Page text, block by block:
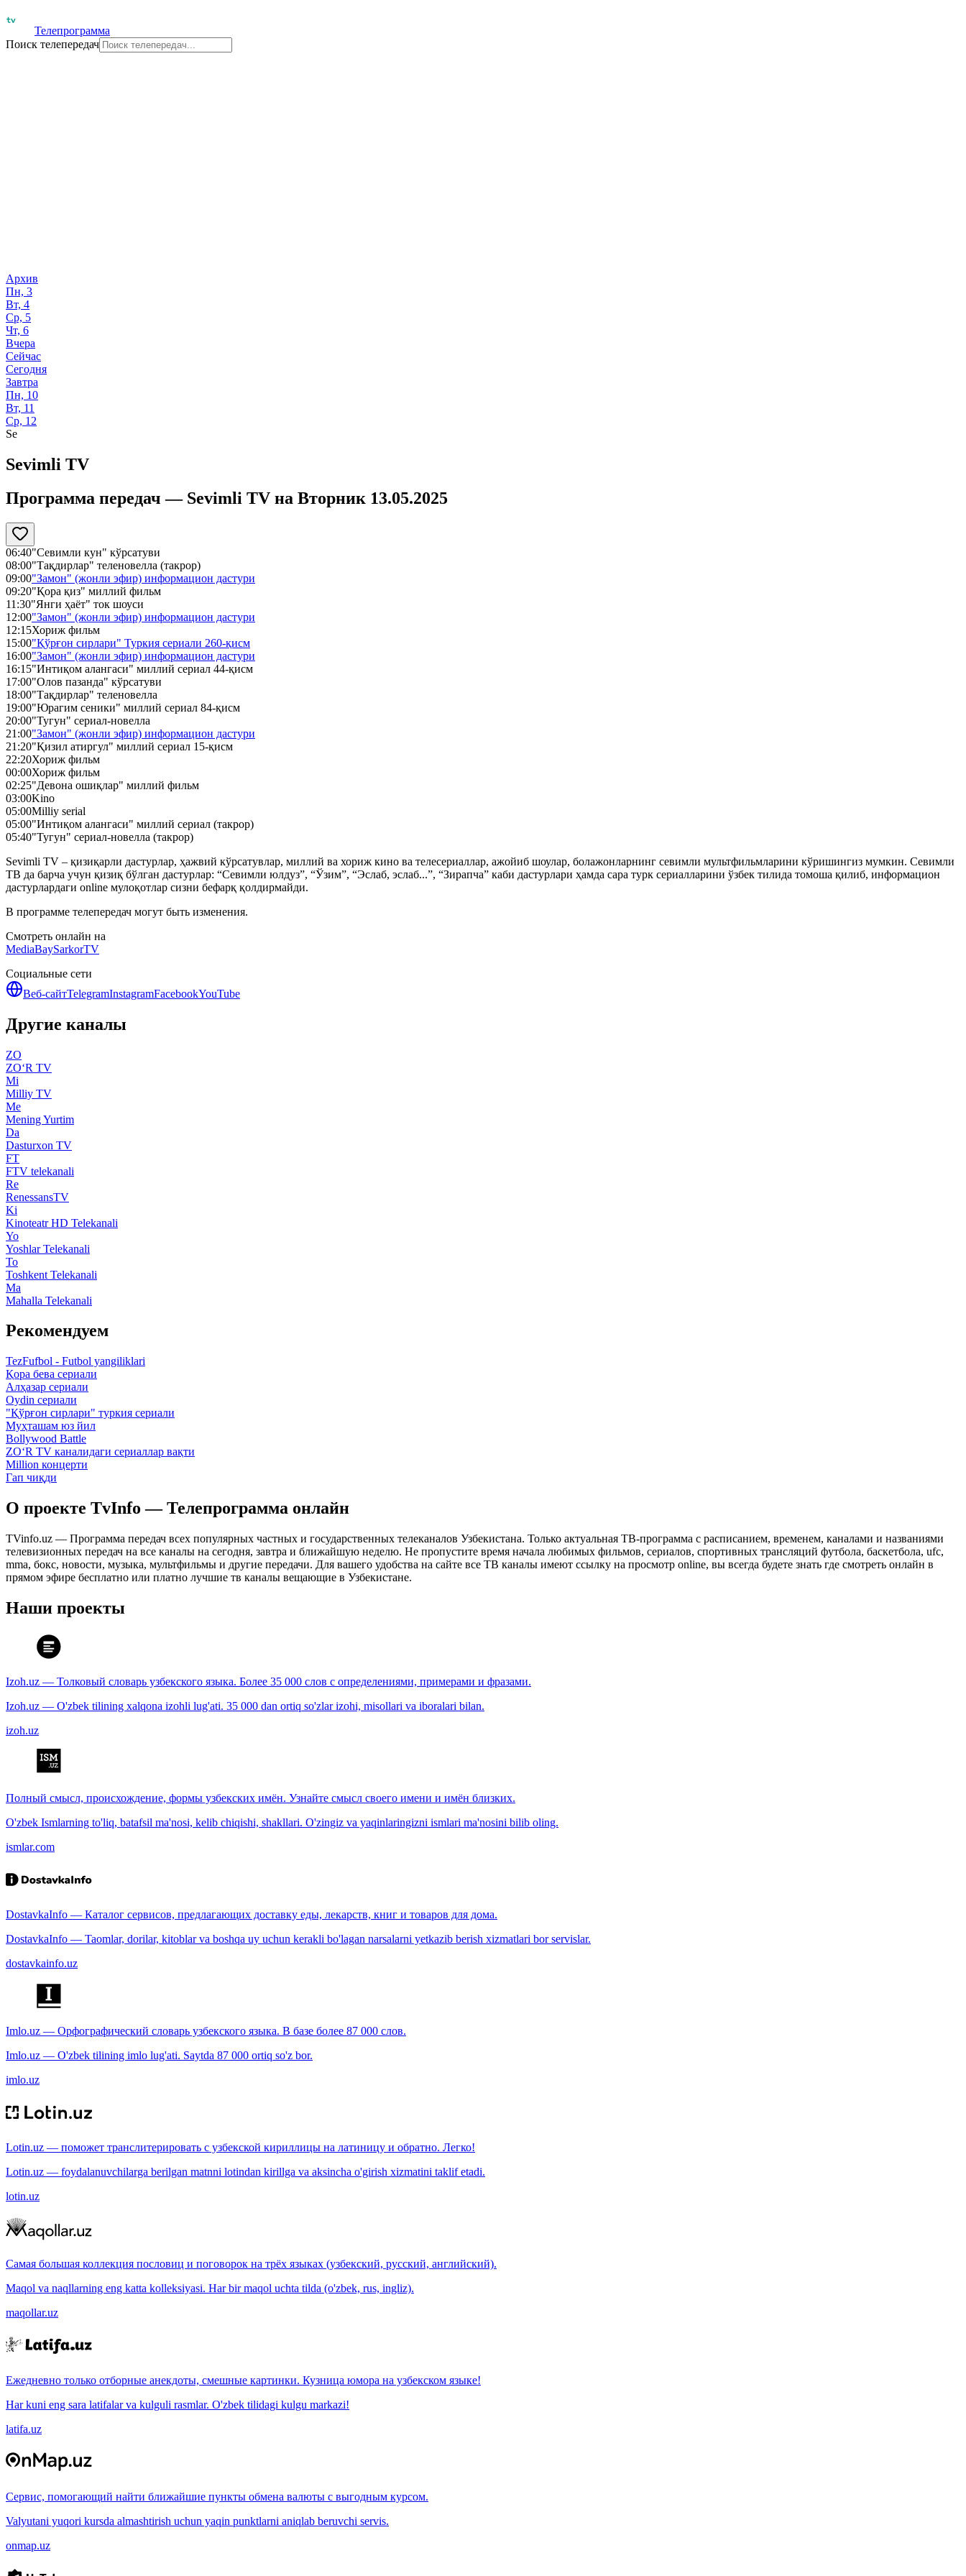
Телепрограмма
Поиск телепередач
Архив
Пн, 3
Вт, 4
Ср, 5
Чт, 6
Вчера
Сейчас
Сегодня
Завтра
Пн, 10
Вт, 11
Ср, 12
Se
Sevimli TV
Программа передач — Sevimli TV на Вторник 13.05.2025
06:40"Севимли кун" кўрсатуви
08:00"Тақдирлар" теленовелла (такрор)
09:00"Замон" (жонли эфир) информацион дастури
09:20"Қора қиз" миллий фильм
11:30"Янги ҳаёт" ток шоуси
12:00"Замон" (жонли эфир) информацион дастури
12:15Хориж фильм
15:00"Қўрғон сирлари" Туркия сериали 260-қисм
16:00"Замон" (жонли эфир) информацион дастури
16:15"Интиқом алангаси" миллий сериал 44-қисм
17:00"Олов пазанда" кўрсатуви
18:00"Тақдирлар" теленовелла
19:00"Юрагим сеники" миллий сериал 84-қисм
20:00"Тугун" сериал-новелла
21:00"Замон" (жонли эфир) информацион дастури
21:20"Қизил атиргул" миллий сериал 15-қисм
22:20Хориж фильм
00:00Хориж фильм
02:25"Девона ошиқлар" миллий фильм
03:00Kino
05:00Milliy serial
05:00"Интиқом алангаси" миллий сериал (такрор)
05:40"Тугун" сериал-новелла (такрор)
Sevimli TV – қизиқарли дастурлар, ҳажвий кўрсатувлар, миллий ва хориж кино ва телесериаллар, ажойиб шоулар, болажонларнинг севимли мультфильмларини кўришингиз мумкин. Севимли
ТВ да барча учун қизиқ бўлган дастурлар: “Севимли юлдуз”, “Ўзим”, “Эслаб, эслаб...”, “Зирапча” каби дастурлари ҳамда сара турк сериалларини ўзбек тилида томоша қилиб, информацион
дастурлардаги online мулоқотлар сизни бефарқ қолдирмайди.
В программе телепередач могут быть изменения.
Смотреть онлайн на
MediaBaySarkorTV
Социальные сети
Веб-сайтTelegramInstagramFacebookYouTube
Другие каналы
ZO
ZO‘R TV
Mi
Milliy TV
Me
Mening Yurtim
Da
Dasturxon TV
FT
FTV telekanali
Re
RenessansTV
Ki
Kinoteatr HD Telekanali
Yo
Yoshlar Telekanali
To
Toshkent Telekanali
Ma
Mahalla Telekanali
Рекомендуем
TezFufbol - Futbol yangiliklari
Қора бева сериали
Алҳазар сериали
Oydin сериали
"Қўрғон сирлари" туркия сериали
Муҳташам юз йил
Bollywood Battle
ZO‘R TV каналидаги сериаллар вақти
Million концерти
Гап чиқди
О проекте TvInfo — Телепрограмма онлайн
TVinfo.uz — Программа передач всех популярных частных и государственных телеканалов Узбекистана. Только актуальная ТВ-программа с расписанием, временем, каналами и названиями
телевизионных передач на все каналы на сегодня, завтра и ближайшую неделю. Не пропустите время начала любимых фильмов, сериалов, спортивных трансляций футбола, баскетбола, ufc,
mma, бокс, новости, музыка, мультфильмы и другие передачи. Для вашего удобства на сайте все ТВ каналы имеют ссылку на просмотр online, вы всегда будете знать где смотреть онлайн в
прямом эфире бесплатно или платно лучшие тв каналы вещающие в Узбекистане.
Наши проекты
Izoh.uz — Толковый словарь узбекского языка. Более 35 000 слов с определениями, примерами и фразами.
Izoh.uz — O'zbek tilining xalqona izohli lug'ati. 35 000 dan ortiq so'zlar izohi, misollari va iboralari bilan.
izoh.uz
Полный смысл, происхождение, формы узбекских имён. Узнайте смысл своего имени и имён близких.
O'zbek Ismlarning to'liq, batafsil ma'nosi, kelib chiqishi, shakllari. O'zingiz va yaqinlaringizni ismlari ma'nosini bilib oling.
ismlar.com
DostavkaInfo — Каталог сервисов, предлагающих доставку еды, лекарств, книг и товаров для дома.
DostavkaInfo — Taomlar, dorilar, kitoblar va boshqa uy uchun kerakli bo'lagan narsalarni yetkazib berish xizmatlari bor servislar.
dostavkainfo.uz
Imlo.uz — Орфографический словарь узбекского языка. В базе более 87 000 слов.
Imlo.uz — O'zbek tilining imlo lug'ati. Saytda 87 000 ortiq so'z bor.
imlo.uz
Lotin.uz — поможет транслитерировать с узбекской кириллицы на латиницу и обратно. Легко!
Lotin.uz — foydalanuvchilarga berilgan matnni lotindan kirillga va aksincha o'girish xizmatini taklif etadi.
lotin.uz
Самая большая коллекция пословиц и поговорок на трёх языках (узбекский, русский, английский).
Maqol va naqllarning eng katta kolleksiyasi. Har bir maqol uchta tilda (o'zbek, rus, ingliz).
maqollar.uz
Ежедневно только отборные анекдоты, смешные картинки. Кузница юмора на узбекском языке!
Har kuni eng sara latifalar va kulguli rasmlar. O'zbek tilidagi kulgu markazi!
latifa.uz
Сервис, помогающий найти ближайшие пункты обмена валюты с выгодным курсом.
Valyutani yuqori kursda almashtirish uchun yaqin punktlarni aniqlab beruvchi servis.
onmap.uz